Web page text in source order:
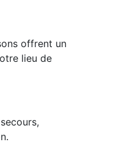
offrent un
lieu de